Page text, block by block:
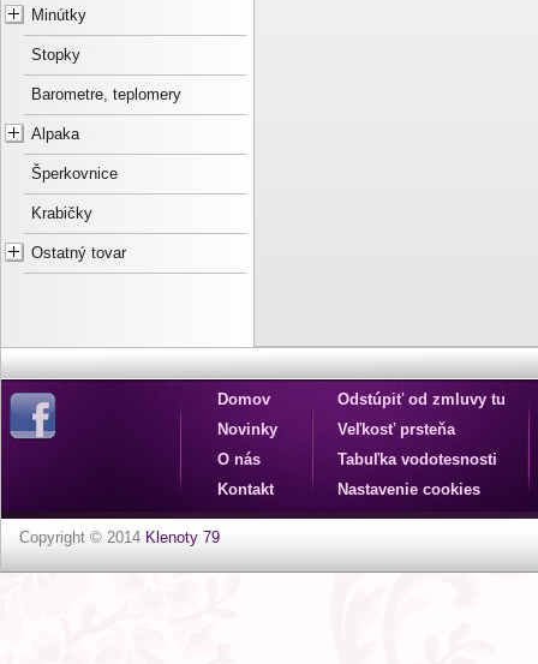
Minútky
Stopky
Barometre, teplomery
Alpaka
Šperkovnice
Krabičky
Ostatný tovar
Domov
Novinky
O nás
Kontakt
Odstúpiť od zmluvy tu
Veľkosť prsteňa
Tabuľka vodotesnosti
Nastavenie cookies
Copyright © 2014 Klenoty 79